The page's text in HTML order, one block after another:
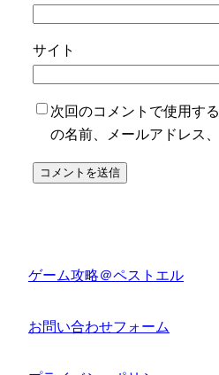
サイト
次回のコメントで使用す
の名前、メールアドレス
ゲーム攻略＠ペストエル
お問い合わせフォーム